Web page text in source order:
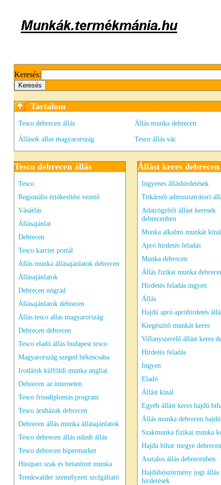
Keresés:
Tartalom
Tesco debrecen állás
Állás munka debrecen
Állások allas magyarország
Tesco állás vác
Tesco debrecen állás
Tesco
Regionális értékesítési vezető
Vásárlás
Állásajánlat
Debrecen
Tesco karrier portál
Állás munka állásajánlatok debrecen
Állásajánlatok
Debrecen nógrád
Állásajánlatok debrecen
Állás tesco allas magyarország
Debrecen debrecen
Tesco eladó állás budapest tesco
Magyarország szeged békéscsaba
Irodáink külföldi munka angliai
Debrecen az interneten
Tesco frissdiplomás program
Tesco áruházak debrecen
Debrecen állás munka állásajánlatok
Tesco debrecen állás ndash állás
Tesco debrecen hipermarket
Húsipari szak és betanított munka
Trenkwalder személyzeti szolgáltató
Állást keres debrecen
Ingyenes álláshirdetések
Titkárnői adminisztrátori
Adatrögzítői állást keresek
debrecenben
Munka alkalmi munkát
Apró hirdetés feladás
Munka debrecen
Állás fizikai munka
Hirdetés feladás ingyen
Állás
Hajdú apró apróhirdetés
Kiegészítő munkát keres
Villanyszerelő állást keres
Hirdetés feladás
Ingyen
Eladó
Állást kínál
Egyéb állást keres hajdú
Állás munka debrecen
Szakmunka fizikai munka
Hajdú bihar megye debrecen
Asztalos állás debrecenben
Hajdúböszörmény jogi állás
hirdetések